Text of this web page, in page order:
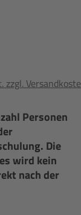
Personen
Die
wird kein
nach der